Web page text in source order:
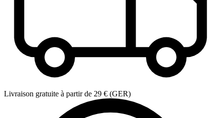
Livraison gratuite à partir de 29 € (GER)